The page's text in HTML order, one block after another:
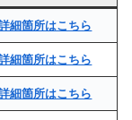
細箇所はこちら
細箇所はこちら
細箇所はこちら